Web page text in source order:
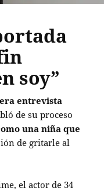
soy”
entrevista
de su proceso
una niña que
de gritarle al
el actor de 34